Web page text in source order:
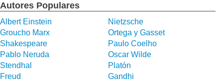
Autores Populares
Albert Einstein
Nietzsche
Groucho Marx
Ortega y Gasset
Shakespeare
Paulo Coelho
Pablo Neruda
Oscar Wilde
Stendhal
Platón
Freud
Gandhi